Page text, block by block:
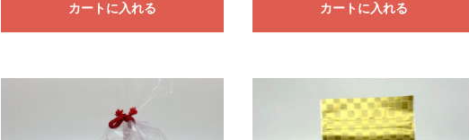
カートに入れる カートに入れる